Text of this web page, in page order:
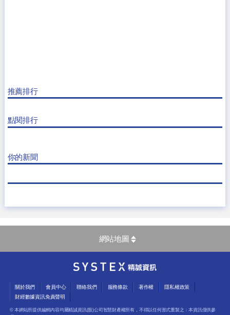
推薦排行
點閱排行
你的新聞
網站地圖
關於我們 會員中心 聯絡我們 服務條款 著作權
隱私權政策
財經數據資訊免責聲明
© 本網站所提供編輯內容均屬精誠資訊(股)公司智慧財產權所有，不得以任何形式重製之﹔本資訊僅供參